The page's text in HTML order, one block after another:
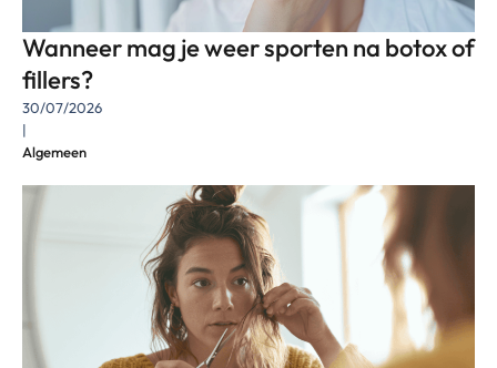
Wanneer mag je weer sporten na botox of
fillers?
30/07/2026
|
Algemeen